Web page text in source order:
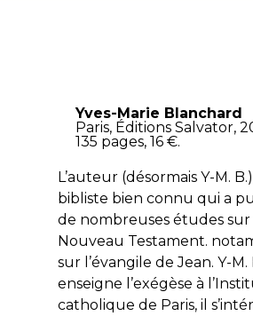
Yves-Marie Blanchard
Paris, Éditions Salvator,
135 pages, 16 €.
L’auteur (désormais Y-M.
bibliste bien connu qui a
de nombreuses études sur
Nouveau Testament.
sur l’évangile de Jean. Y-M.
enseigne l’exégèse à
catholique de Paris, il